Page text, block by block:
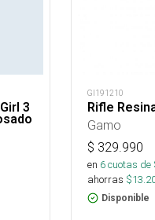
3
GI191210
Rifle
Gamo
$ 329.990
en 6cuotas de
ahorras $
Disponible